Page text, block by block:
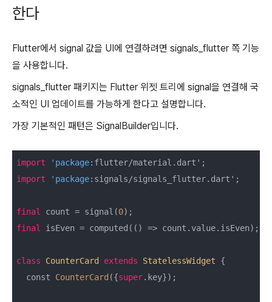
한다
Flutter에서 signal 값을 UI에 연결하려면 signals_flutter 쪽 기능
을 사용합니다.
signals_flutter 패키지는 Flutter 위젯 트리에 signal을 연결해 국
소적인 UI 업데이트를 가능하게 한다고 설명합니다.
가장 기본적인 패턴은 SignalBuilder입니다.
import 'package
import
'package:signals/signals_flutter.dart';
final count = signal(0
final
isEven = computed(() => count.value.isEven);
class CounterCard extends StatelessWidget
{
  const
CounterCard ({super.key});